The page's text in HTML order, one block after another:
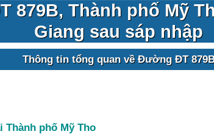
879B, Thành phố Mỹ
Giang sau sáp nhập
Thông tin tổng quan về Đường ĐT
Thành phố Mỹ Tho